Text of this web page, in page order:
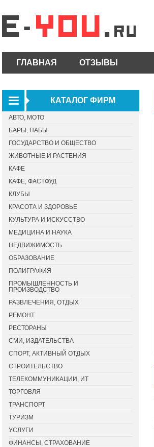
ГЛАВНАЯ ОТЗЫВЫ
КАТАЛОГ ФИРМ
АВТО, МОТО
БАРЫ, ПАБЫ
ГОСУДАРСТВО И ОБЩЕСТВО
ЖИВОТНЫЕ И РАСТЕНИЯ
КАФЕ
КАФЕ, ФАСТФУД
КЛУБЫ
КРАСОТА И ЗДОРОВЬЕ
КУЛЬТУРА И ИСКУССТВО
МЕДИЦИНА И НАУКА
НЕДВИЖИМОСТЬ
ОБРАЗОВАНИЕ
ПОЛИГРАФИЯ
ПРОМЫШЛЕННОСТЬ И
ПРОИЗВОДСТВО
РАЗВЛЕЧЕНИЯ, ОТДЫХ
РЕМОНТ
РЕСТОРАНЫ
СМИ, ИЗДАТЕЛЬСТВА
СПОРТ, АКТИВНЫЙ ОТДЫХ
СТРОИТЕЛЬСТВО
ТЕЛЕКОММУНИКАЦИИ, ИТ
ТОРГОВЛЯ
ТРАНСПОРТ
ТУРИЗМ
УСЛУГИ
ФИНАНСЫ, СТРАХОВАНИЕ